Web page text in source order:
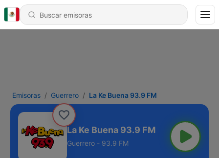
Emisoras Guerrero La Ke Buena 93.9 FM
La Ke Buena 93.9 FM
Guerrero - 93.9 FM